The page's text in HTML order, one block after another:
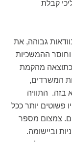
קבלת
גבוהה, את
ההמשכיות
כתוצאה מהקמת
המשרדים,
בזה. התוויה
פשוטים יותר ככל
צמצום מספר
וביישומה.